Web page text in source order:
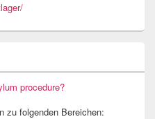
procedure?
zu folgenden Bereichen: